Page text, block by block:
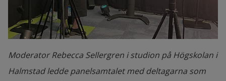
Moderator Rebecca Sellergren i studion på Högskolan i
Halmstad ledde panelsamtalet med deltagarna som